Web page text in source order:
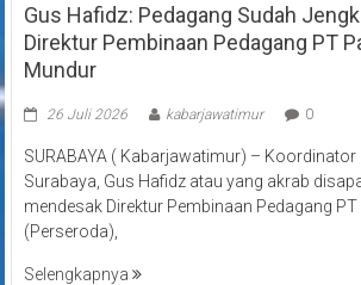
Gus Hafidz: Pedagang Sudah
Direktur Pembinaan Pedagang PT
Mundur
26 Juli 2026 kabarjawatimur 0
SURABAYA ( Kabarjawatimur) –
Surabaya, Gus Hafidz atau yang akrab
mendesak Direktur Pembinaan Pedagang
(Perseroda),
Selengkapnya